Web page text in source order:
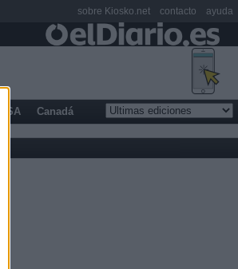
USA Canadá
sobre Kiosko.net contacto ayuda